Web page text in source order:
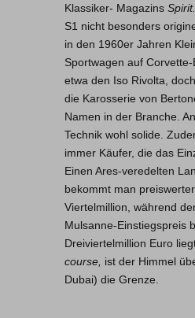
Klassiker- Magazins Spirit.
S1 nicht besonders
in den 1960er Jahren
Sportwagen auf Corvette-
etwa den Iso Rivolta,
die Karosserie von
Namen in der Branche.
Technik wohl solide.
immer Käufer, die das
Einen Ares-veredelten
bekommt man
Viertelmillion, während
Mulsanne-Einstiegspreis
Dreiviertelmillion Euro
course, ist der Himmel
Dubai) die Grenze.